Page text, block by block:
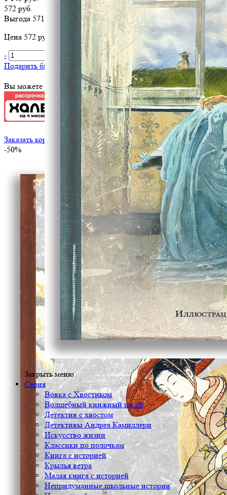
Закрыть меню
Серия
Вовка с Хвостиком
Волшебный книжный шкаф
Детектив с хвостом
Детективы Андреа Камиллери
Искусство жизни
Классики по полочкам
Книга с историей
Крылья ветра
Малая книга с историей
Непридуманные школьные истории
572 руб.
Выгода 571 руб.
Цена 572 руб. за 1 шт
-
+ В корзину
Подарить библиотеке?
Вы можете оплатить эту книгу картой
Заказать корпоративный тираж
-50%